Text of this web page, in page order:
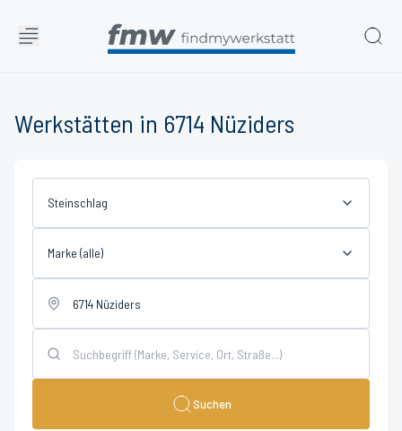
Werkstätten in 6714 Nüziders
Steinschlag
Marke (alle)
Suchen